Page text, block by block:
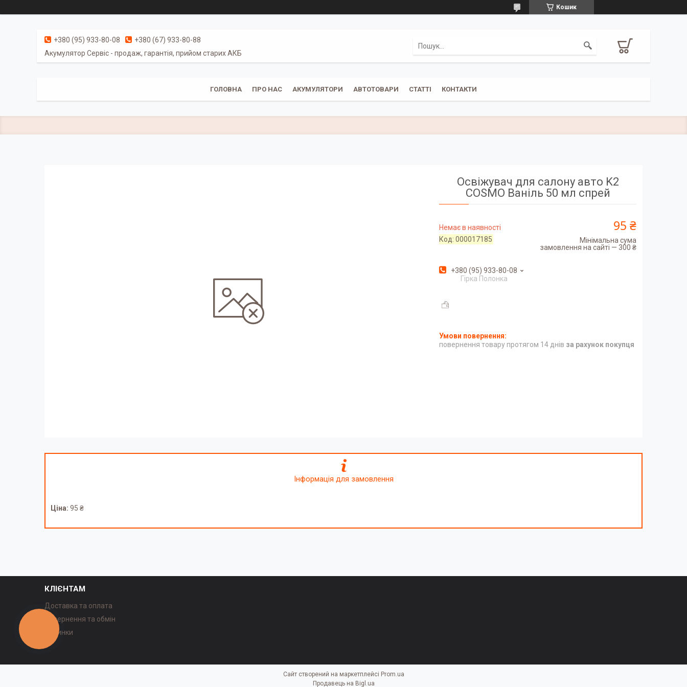
Кошик
+380 (95) 933-80-08
+380 (67) 933-80-88
Акумулятор Сервіс - продаж, гарантія, прийом старих АКБ
ГОЛОВНА ПРО НАС АКУМУЛЯТОРИ АВТОТОВАРИ СТАТТІ КОНТАКТИ
Освіжувач для салону авто K2
COSMO Ваніль 50 мл спрей
Немає в наявності
Код:000017185
95 ₴
Мінімальна сума
замовлення на сайті — 300 ₴
+380 (95) 933-80-08
Гірка Полонка
повернення товару протягом 14 днів за рахунок покупця
Інформація для замовлення
Ціна: 95 ₴
КЛІЄНТАМ
Доставка та оплата
Повернення та обмін
Новинки
Сайт створений на маркетплейсі Prom.ua
Продавець на Bigl.ua